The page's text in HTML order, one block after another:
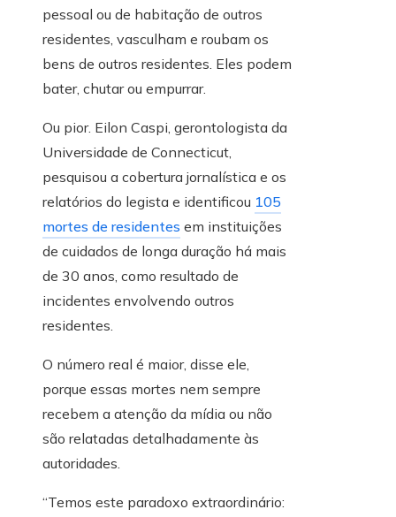
pessoal ou de habitação de outros
residentes, vasculham e roubam os
bens de outros residentes. Eles podem
bater, chutar ou empurrar.
Ou pior. Eilon Caspi, gerontologista da
Universidade de Connecticut,
pesquisou a cobertura jornalística e os
relatórios do legista e identificou 105
mortes de residentes em instituições
de cuidados de longa duração há mais
de 30 anos, como resultado de
incidentes envolvendo outros
residentes.
O número real é maior, disse ele,
porque essas mortes nem sempre
recebem a atenção da mídia ou não
são relatadas detalhadamente às
autoridades.
“Temos este paradoxo extraordinário: